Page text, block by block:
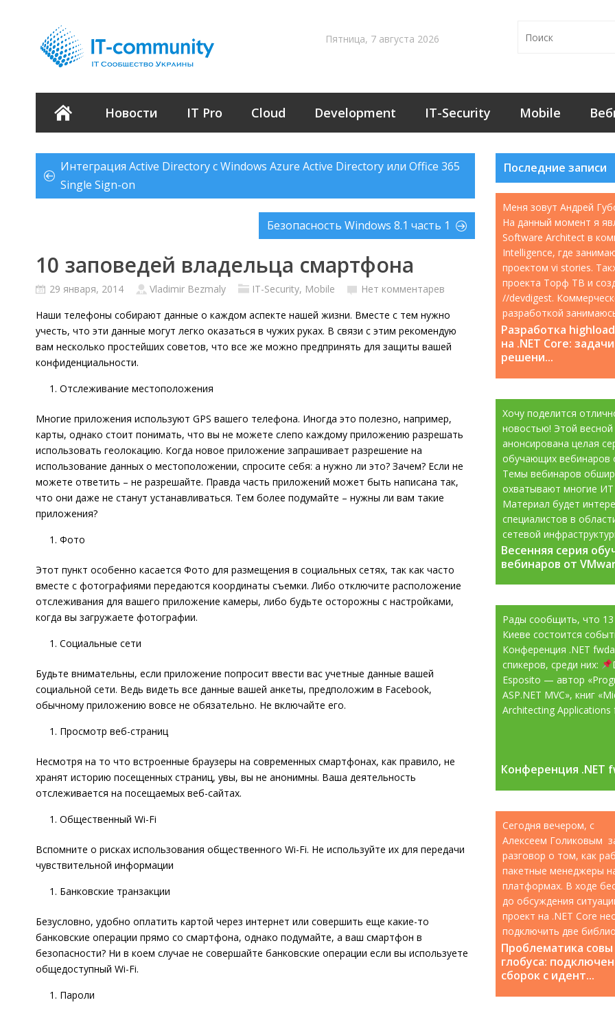
Пятница, 7 августа 2026
Новости IT Pro Cloud Development IT-Security Mobile
Интеграция Active Directory с Windows Azure Active Directory или Office 365
Single Sign-on
Безопасность Windows 8.1 часть 1
10 заповедей владельца смартфона
29 января, 2014 Vladimir Bezmaly IT-Security, Mobile
Нет комментарев
Наши телефоны собирают данные о каждом аспекте нашей жизни. Вместе с тем нужно
учесть, что эти данные могут легко оказаться в чужих руках. В связи с этим рекомендую
вам несколько простейших советов, что все же можно предпринять для защиты вашей
конфиденциальности.
Отслеживание местоположения
Многие приложения используют GPS вашего телефона. Иногда это полезно, например,
карты, однако стоит понимать, что вы не можете слепо каждому приложению разрешать
использовать геолокацию. Когда новое приложение запрашивает разрешение на
использование данных о местоположении, спросите себя: а нужно ли это? Зачем? Если не
можете ответить – не разрешайте. Правда часть приложений может быть написана так,
что они даже не станут устанавливаться. Тем более подумайте – нужны ли вам такие
приложения?
Фото
Этот пункт особенно касается Фото для размещения в социальных сетях, так как часто
вместе с фотографиями передаются координаты съемки. Либо отключите расположение
отслеживания для вашего приложение камеры, либо будьте осторожны с настройками,
когда вы загружаете фотографии.
Социальные сети
Будьте внимательны, если приложение попросит ввести вас учетные данные вашей
социальной сети. Ведь видеть все данные вашей анкеты, предположим в Facebook,
обычному приложению вовсе не обязательно. Не включайте его.
Просмотр веб-страниц
Несмотря на то что встроенные браузеры на современных смартфонах, как правило, не
хранят историю посещенных страниц, увы, вы не анонимны. Ваша деятельность
отслеживается на посещаемых веб-сайтах.
Общественный Wi-Fi
Вспомните о рисках использования общественного Wi-Fi. Не используйте их для передачи
чувствительной информации
Банковские транзакции
Безусловно, удобно оплатить картой через интернет или совершить еще какие-то
банковские операции прямо со смартфона, однако подумайте, а ваш смартфон в
безопасности? Ни в коем случае не совершайте банковские операции если вы используете
общедоступный Wi-Fi.
Пароли
Последние записи
Разработка
на .NET Core:
решени...
Меня зовут Андрей
На данный момент я
Software Architect в
Intelligence, где
проектом vi stories.
проекта Торф ТВ и
//devdigest.
разработкой
с 2008 года....
Весенняя серия
вебинаров от
Хочу поделится
новостью! Этой весной
анонсирована целая
обучающих вебинаров
Темы вебинаров
охватывают многие
Материал будет
специалистов в
сетевой
информационной...
Весенняя серия
вебинаров от
Конференция .NET
Рады сообщить, что 13
Киеве состоится
Конференция .NET
спикеров, среди них:
Esposito — автор
ASP.NET MVC», книг
Architecting Applications
Конференция .NET
Проблематика совы
глобуса:
сборок с идент...
Сегодня вечером, с
Алексеем Голиковым
разговор о том, как
пакетные менеджеры
платформах. В ходе
до обсуждения
проект на .NET Core
подключить две
которые содержат